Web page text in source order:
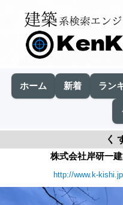
ホーム 新着 ラン
く
株式会社岸研一
http://www.k-